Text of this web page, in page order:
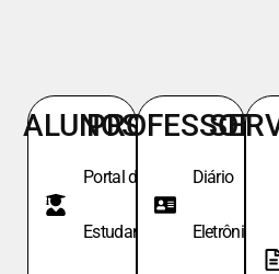
ALUNOS
Portal do
Estudante
Diário
Eletrônico